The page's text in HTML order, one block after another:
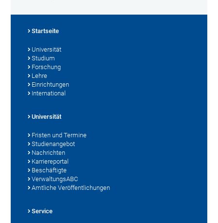
Startseite
Universität
Studium
Forschung
Lehre
Einrichtungen
International
Universität
Fristen und Termine
Studienangebot
Nachrichten
Karriereportal
Beschäftigte
VerwaltungsABC
Amtliche Veröffentlichungen
Service